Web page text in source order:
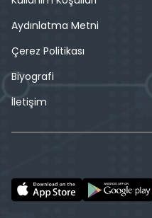
Aydınlatma Metni
Çerez Politikası
Biyografi
İletişim